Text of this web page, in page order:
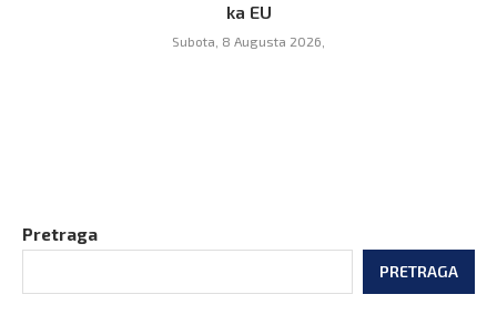
ka EU
Subota, 8 Augusta 2026,
Pretraga
PRETRAGA